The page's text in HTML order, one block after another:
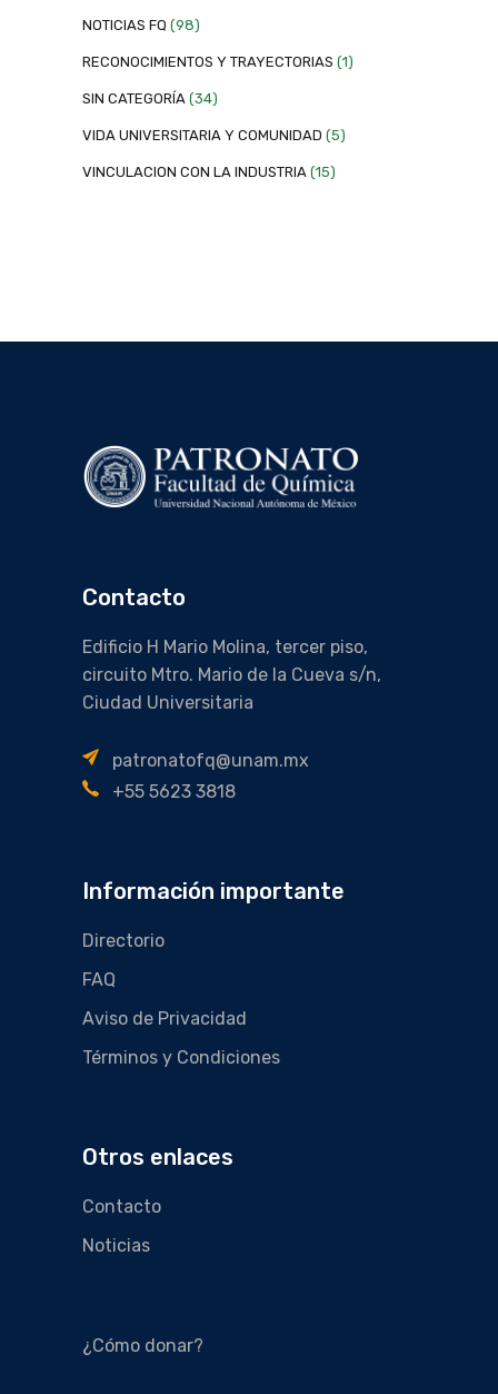
NOTICIAS FQ (98)
RECONOCIMIENTOS Y TRAYECTORIAS (1)
SIN CATEGORÍA (34)
VIDA UNIVERSITARIA Y COMUNIDAD (5)
VINCULACION CON LA INDUSTRIA (15)
Contacto
Edificio H Mario Molina, tercer piso,
circuito Mtro. Mario de la Cueva s/n,
Ciudad Universitaria
patronatofq@unam.mx
+55 5623 3818
Información importante
Directorio
FAQ
Aviso de Privacidad
Términos y Condiciones
Otros enlaces
Contacto
Noticias
¿Cómo donar?